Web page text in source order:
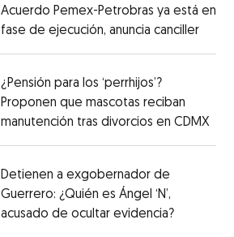
Acuerdo Pemex-Petrobras ya está en
fase de ejecución, anuncia canciller
¿Pensión para los ‘perrhijos’?
Proponen que mascotas reciban
manutención tras divorcios en CDMX
Detienen a exgobernador de
Guerrero: ¿Quién es Ángel ‘N’,
acusado de ocultar evidencia?